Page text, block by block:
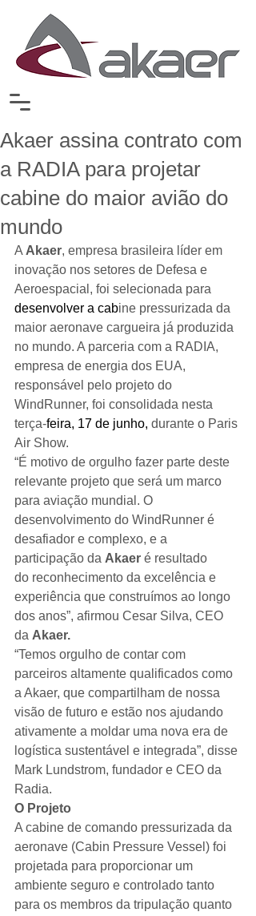
Akaer assina contrato com
a RADIA para projetar
cabine do maior avião do
mundo
A Akaer, empresa brasileira líder em
inovação nos setores de Defesa e
Aeroespacial, foi selecionada para
desenvolver a cabine pressurizada da
maior aeronave cargueira já produzida
no mundo. A parceria com a RADIA,
empresa de energia dos EUA,
responsável pelo projeto do
WindRunner, foi consolidada nesta
terça-feira, 17 de junho, durante o Paris
Air Show.
“É motivo de orgulho fazer parte deste
relevante projeto que será um marco
para aviação mundial. O
desenvolvimento do WindRunner é
desafiador e complexo, e a
participação da Akaer é resultado
do reconhecimento da excelência e
experiência que construímos ao longo
dos anos”, afirmou Cesar Silva, CEO
da Akaer.
“Temos orgulho de contar com
parceiros altamente qualificados como
a Akaer, que compartilham de nossa
visão de futuro e estão nos ajudando
ativamente a moldar uma nova era de
logística sustentável e integrada”, disse
Mark Lundstrom, fundador e CEO da
Radia.
O Projeto
A cabine de comando pressurizada da
aeronave (Cabin Pressure Vessel) foi
projetada para proporcionar um
ambiente seguro e controlado tanto
para os membros da tripulação quanto